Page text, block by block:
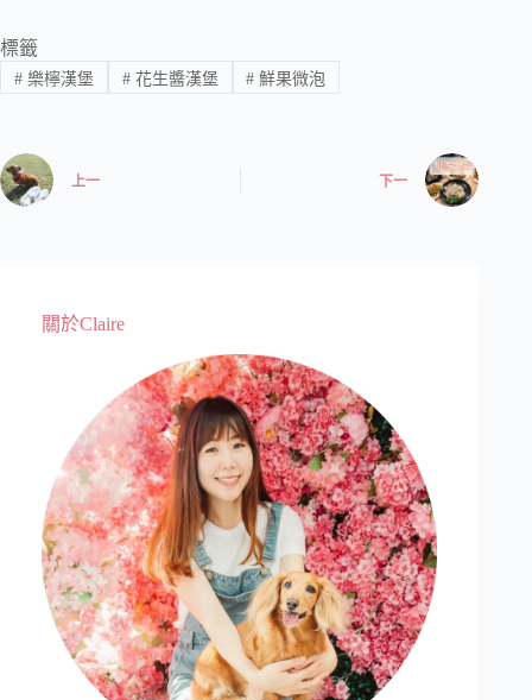
標籤
#樂檸漢堡 #花生醬漢堡 # 鮮果微泡
上一 下一
關於Claire